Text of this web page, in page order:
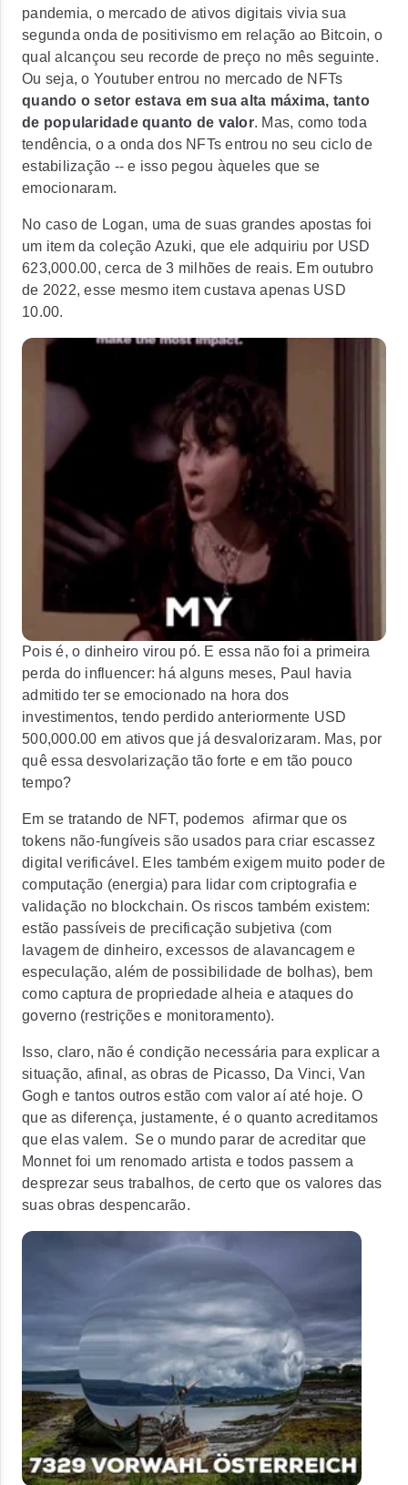
pandemia, o mercado de ativos digitais vivia sua
segunda onda de positivismo em relação ao Bitcoin, o
qual alcançou seu recorde de preço no mês seguinte.
Ou seja, o Youtuber entrou no mercado de NFTs
quando o setor estava em sua alta máxima, tanto
de popularidade quanto de valor. Mas, como toda
tendência, o a onda dos NFTs entrou no seu ciclo de
estabilização -- e isso pegou àqueles que se
emocionaram.
No caso de Logan, uma de suas grandes apostas foi
um item da coleção Azuki, que ele adquiriu por USD
623,000.00, cerca de 3 milhões de reais. Em outubro
de 2022, esse mesmo item custava apenas USD
10.00.
Pois é, o dinheiro virou pó. E essa não foi a primeira
perda do influencer: há alguns meses, Paul havia
admitido ter se emocionado na hora dos
investimentos, tendo perdido anteriormente USD
500,000.00 em ativos que já desvalorizaram. Mas, por
quê essa desvolarização tão forte e em tão pouco
tempo?
Em se tratando de NFT, podemos afirmar que os
tokens não-fungíveis são usados para criar escassez
digital verificável. Eles também exigem muito poder de
computação (energia) para lidar com criptografia e
validação no blockchain. Os riscos também existem:
estão passíveis de precificação subjetiva (com
lavagem de dinheiro, excessos de alavancagem e
especulação, além de possibilidade de bolhas), bem
como captura de propriedade alheia e ataques do
governo (restrições e monitoramento).
Isso, claro, não é condição necessária para explicar a
situação, afinal, as obras de Picasso, Da Vinci, Van
Gogh e tantos outros estão com valor aí até hoje. O
que as diferença, justamente, é o quanto acreditamos
que elas valem. Se o mundo parar de acreditar que
Monnet foi um renomado artista e todos passem a
desprezar seus trabalhos, de certo que os valores das
suas obras despencarão.